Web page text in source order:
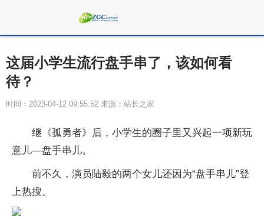
这届小学生流行盘手串了，该如何看
待？
时间：2023-04-12 09:55:52 来源：站长之家
继《孤勇者》后，小学生的圈子里又兴起一项新玩
意儿—盘手串儿。
前不久，演员陆毅的两个女儿还因为“盘手串儿”登
上热搜。